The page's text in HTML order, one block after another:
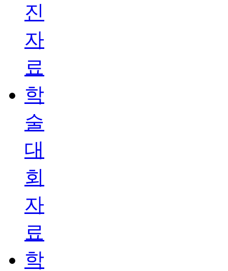
진
자
료
학
술
대
회
자
료
학